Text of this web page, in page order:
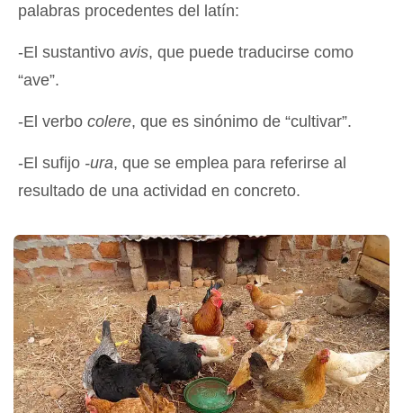
palabras procedentes del latín:
-El sustantivo avis, que puede traducirse como
“ave”.
-El verbo colere, que es sinónimo de “cultivar”.
-El sufijo -ura, que se emplea para referirse al
resultado de una actividad en concreto.